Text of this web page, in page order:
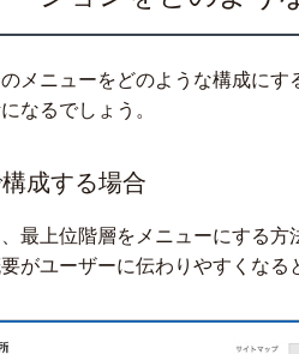
メニューをどのような構成にす
なるでしょう。
成する場合
最上位階層をメニューにする方
がユーザーに伝わりやすくなる